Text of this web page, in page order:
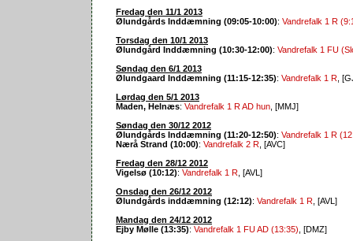
Fredag den 11/1 2013
Ølundgårds Inddæmning (09:05-10:00): Vandrefalk 1 R
Torsdag den 10/1 2013
Ølundgård Inddæmning (10:30-12:00): Vandrefalk 1 FU
Søndag den 6/1 2013
Ølundgaard Inddæmning (11:15-12:35): Vandrefalk 1 R ,
Lørdag den 5/1 2013
Maden, Helnæs: Vandrefalk 1 R AD hun , [MMJ]
Søndag den 30/12 2012
Ølundgårds Inddæmning (11:20-12:50): Vandrefalk 1 R
Nærå Strand (10:00): Vandrefalk 2 R , [AVC]
Fredag den 28/12 2012
Vigelsø (10:12): Vandrefalk 1 R , [AVL]
Onsdag den 26/12 2012
Ølundgårds inddæmning (12:12): Vandrefalk 1 R , [AVL]
Mandag den 24/12 2012
Ejby Mølle (13:35): Vandrefalk 1 FU AD (13:35) , [DMZ]